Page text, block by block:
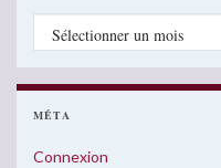
Archives
MÉTA
Connexion